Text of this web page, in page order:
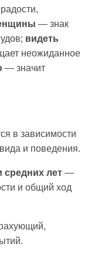
— знак
видеть
неожиданное
— значит
в зависимости
и поведения.
лет —
и общий ход